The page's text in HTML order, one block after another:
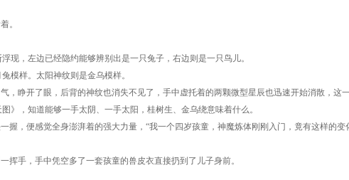
。
，左边已经隐约能够辨别出是一只兔子，右边则是一只鸟儿。
样。太阳神纹则是金乌模样。
睁开了眼，后背的神纹也消失不见了，手中虚托着的两颗微型星辰也迅速开始消散，这
》，知道能够一手太阴、一手太阳，桂树生、金乌绕意味着什么。
，便感觉全身澎湃着的强大力量，“我一个四岁孩童，神魔炼体刚刚入门，竟有这样的变
手，手中凭空多了一套孩童的兽皮衣直接扔到了儿子身前。